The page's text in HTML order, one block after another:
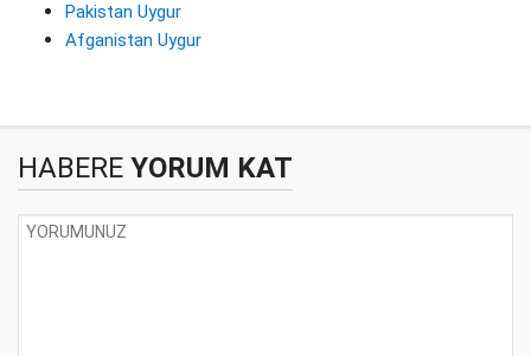
Pakistan Uygur
Afganistan Uygur
HABERE YORUM KAT